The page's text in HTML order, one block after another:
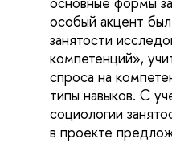
особый акцент
занятости
компетенций»,
спроса на
типы навыков. С
социологии
в проекте